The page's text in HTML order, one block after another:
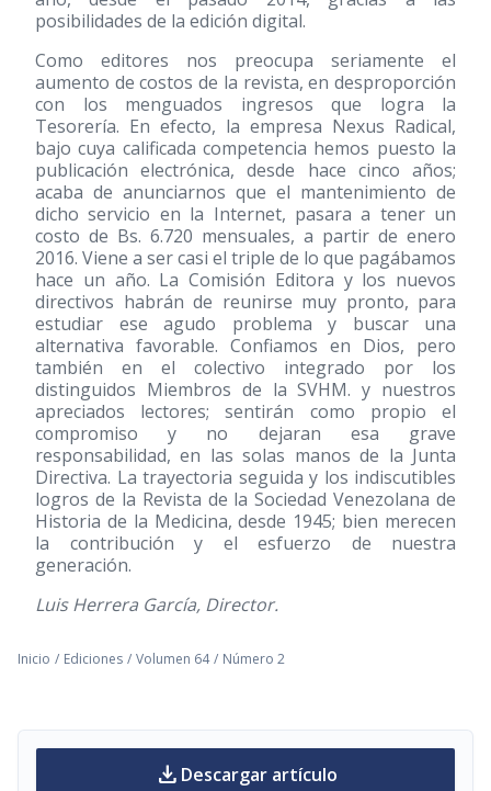
posibilidades de la edición digital.
Como editores nos preocupa seriamente el
aumento de costos de la revista, en desproporción
con los menguados ingresos que logra la
Tesorería. En efecto, la empresa Nexus Radical,
bajo cuya calificada competencia hemos puesto la
publicación electrónica, desde hace cinco años;
acaba de anunciarnos que el mantenimiento de
dicho servicio en la Internet, pasara a tener un
costo de Bs. 6.720 mensuales, a partir de enero
2016. Viene a ser casi el triple de lo que pagábamos
hace un año. La Comisión Editora y los nuevos
directivos habrán de reunirse muy pronto, para
estudiar ese agudo problema y buscar una
alternativa favorable. Confiamos en Dios, pero
también en el colectivo integrado por los
distinguidos Miembros de la SVHM. y nuestros
apreciados lectores; sentirán como propio el
compromiso y no dejaran esa grave
responsabilidad, en las solas manos de la Junta
Directiva. La trayectoria seguida y los indiscutibles
logros de la Revista de la Sociedad Venezolana de
Historia de la Medicina, desde 1945; bien merecen
la contribución y el esfuerzo de nuestra
generación.
Luis Herrera García, Director.
Inicio / Ediciones / Volumen 64 / Número 2
download Descargar artículo